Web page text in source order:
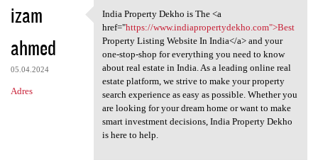
izam
ahmed
05.04.2024
Adres
India Property Dekho is The
India Property Dekho is The <a
href="https://www.indiapropertydekho.com">Best
Property Listing Website In India</a> and your
one-stop-shop for everything you need to know
about real estate in India. As a leading online real
estate platform, we strive to make your property
search experience as easy as possible. Whether you
are looking for your dream home or want to make
smart investment decisions, India Property Dekho
is here to help.